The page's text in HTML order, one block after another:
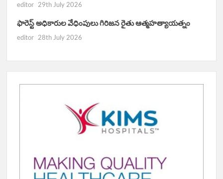
editor 29th July 2026
ఫారెస్ట్ అధికారుల వేధింపులు గిరిజన రైతు ఆత్మహత్యాయత్నం
editor 28th July 2026